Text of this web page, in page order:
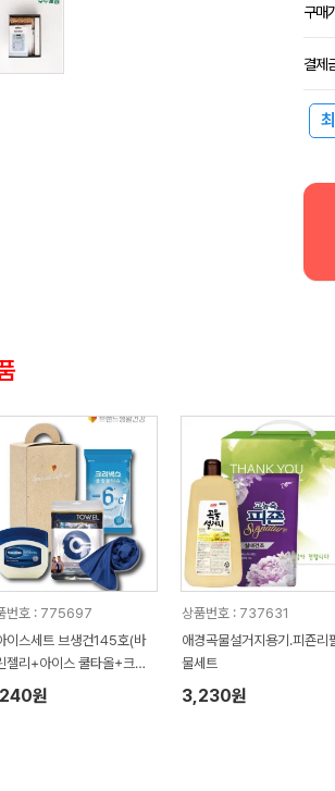
구매
결제
번호 : 775697
이스세트 브생건145호(바
젤리+아이스 쿨타올+크리
쿨링물티슈)
원
상품번호 : 737631
애경곡물설거지용기.피죤리
물세트
3,230원